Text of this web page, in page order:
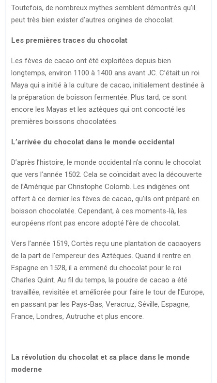
Toutefois, de nombreux mythes semblent démontrés qu’il
peut très bien exister d’autres origines de chocolat.
Les premières traces du chocolat
Les fèves de cacao ont été exploitées depuis bien
longtemps, environ 1100 à 1400 ans avant JC. C’était un roi
Maya qui a initié à la culture de cacao, initialement destinée à
la préparation de boisson fermentée. Plus tard, ce sont
encore les Mayas et les aztèques qui ont concocté les
premières boissons chocolatées.
L’arrivée du chocolat dans le monde occidental
D’après l’histoire, le monde occidental n’a connu le chocolat
que vers l’année 1502. Cela se coïncidait avec la découverte
de l’Amérique par Christophe Colomb. Les indigènes ont
offert à ce dernier les fèves de cacao, qu’ils ont préparé en
boisson chocolatée. Cependant, à ces moments-là, les
européens n’ont pas encore adopté l’ère de chocolat.
Vers l’année 1519, Cortès reçu une plantation de cacaoyers
de la part de l’empereur des Aztèques. Quand il rentre en
Espagne en 1528, il a emmené du chocolat pour le roi
Charles Quint. Au fil du temps, la poudre de cacao a été
travaillée, revisitée et améliorée pour faire le tour de l’Europe,
en passant par les Pays-Bas, Veracruz, Séville, Espagne,
France, Londres, Autruche et plus encore.
La révolution du chocolat et sa place dans le monde
moderne